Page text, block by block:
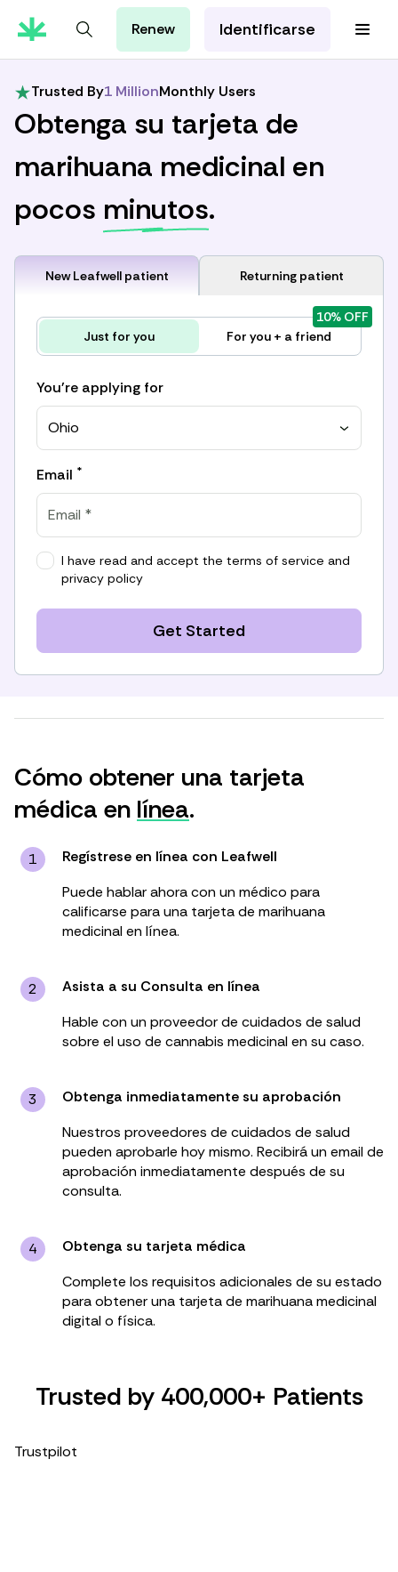
Tarjeta de MMJ
Orientación Cannábica
Aprenda con Leafwell
Investigación
Renew Identificarse
Trusted By1 MillionMonthly Users
Obtenga su tarjeta de
marihuana medicinal en
pocos minutos.
New Leafwell patient Returning patient
Just for you For you + a friend
10% OFF
You're applying for
Ohio
Email *
I have read and accept the terms of service and
privacy policy
Get Started
Cómo obtener una tarjeta
médica en línea.
1
Regístrese en línea con Leafwell
Puede hablar ahora con un médico para
calificarse para una tarjeta de marihuana
medicinal en línea.
2
Asista a su Consulta en línea
Hable con un proveedor de cuidados de salud
sobre el uso de cannabis medicinal en su caso.
3
Obtenga inmediatamente su aprobación
Nuestros proveedores de cuidados de salud
pueden aprobarle hoy mismo. Recibirá un email de
aprobación inmediatamente después de su
consulta.
4
Obtenga su tarjeta médica
Complete los requisitos adicionales de su estado
para obtener una tarjeta de marihuana medicinal
digital o física.
Trusted by 400,000+ Patients
Trustpilot